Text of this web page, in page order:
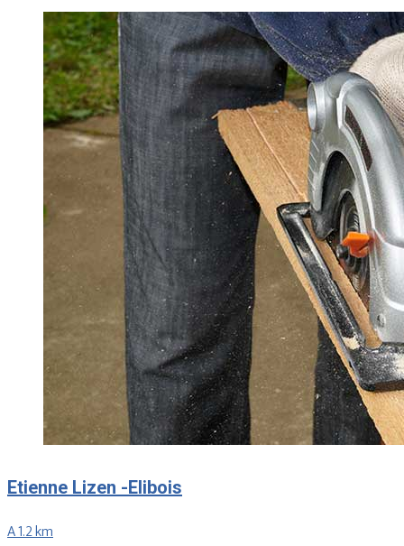
Etienne Lizen -Elibois
A 1.2 km